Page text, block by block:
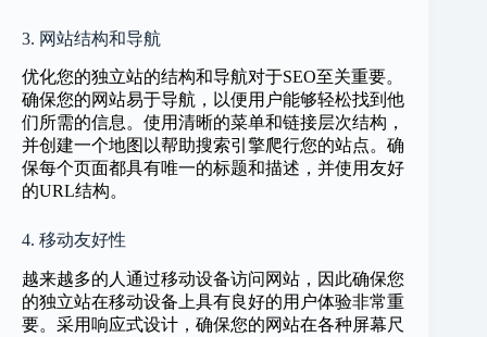
3. 网站结构和导航
优化您的独立站的结构和导航对于SEO至关重要。
确保您的网站易于导航，以便用户能够轻松找到他
们所需的信息。使用清晰的菜单和链接层次结构，
并创建一个地图以帮助搜索引擎爬行您的站点。确
保每个页面都具有唯一的标题和描述，并使用友好
的URL结构。
4. 移动友好性
越来越多的人通过移动设备访问网站，因此确保您
的独立站在移动设备上具有良好的用户体验非常重
要。采用响应式设计，确保您的网站在各种屏幕尺